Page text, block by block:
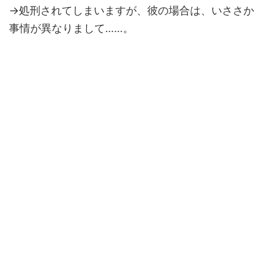
→処刑されてしまいますが、彼の場合は、いささか
事情が異なりまして……。